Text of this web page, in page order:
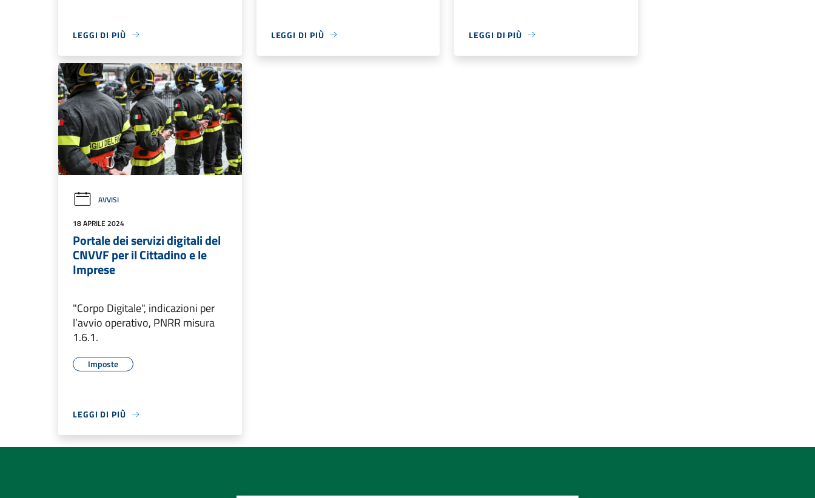
LEGGI DI PIÙ LEGGI DI PIÙ LEGGI DI PIÙ
AVVISI
18 APRILE 2024
Portale dei servizi digitali del
CNVVF per il Cittadino e le
Imprese
"Corpo Digitale", indicazioni per
l’avvio operativo, PNRR misura
1.6.1.
Imposte
LEGGI DI PIÙ